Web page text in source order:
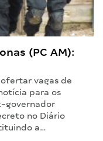
(PC AM):
ofertar vagas de
para os
governador
no Diário
a…